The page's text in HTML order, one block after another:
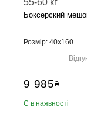
Боксерский
Розмір: 40х160
9 985₴
Є в наявності